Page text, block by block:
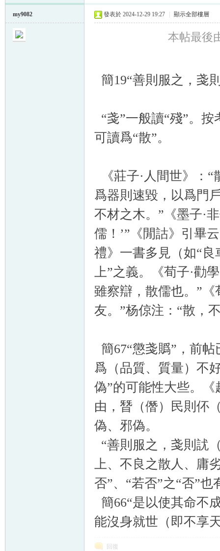
my9082 發表於 2024-12-29 19:27 顯示全部樓層
本帖最後
簡19“善則服之，戔
“戔”一般讀“殘”。
可讀爲“散”。
《莊子·人間世》：
爲器則速毀，以爲門
不材之木。”《墨子·
儒！’”《閒詁》引畢
禮》一書多見（如“良
上”之義。《荀子·勸
雖察辯，散儒也。”
友。”杨倞注：“散，
簡67“懲戔䞈”，前
爲（品質、質量）不
偽”的可能性大些。
由，朁（僭）民則伓
偽、邪偽。
“善則服之，戔則訧
上、不良之散人、庸
否”、“若否”之“否”
簡66“是以使其命不
能沒身就世（即不享
回復